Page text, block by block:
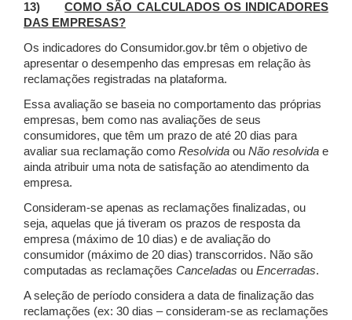
13)COMO SÃO CALCULADOS OS INDICADORES
DAS EMPRESAS?
Os indicadores do Consumidor.gov.br têm o objetivo de
apresentar o desempenho das empresas em relação às
reclamações registradas na plataforma.
Essa avaliação se baseia no comportamento das próprias
empresas, bem como nas avaliações de seus
consumidores, que têm um prazo de até 20 dias para
avaliar sua reclamação como Resolvida ou Não resolvida e
ainda atribuir uma nota de satisfação ao atendimento da
empresa.
Consideram-se apenas as reclamações finalizadas, ou
seja, aquelas que já tiveram os prazos de resposta da
empresa (máximo de 10 dias) e de avaliação do
consumidor (máximo de 20 dias) transcorridos. Não são
computadas as reclamações Canceladas ou Encerradas.
A seleção de período considera a data de finalização das
reclamações (ex: 30 dias – consideram-se as reclamações